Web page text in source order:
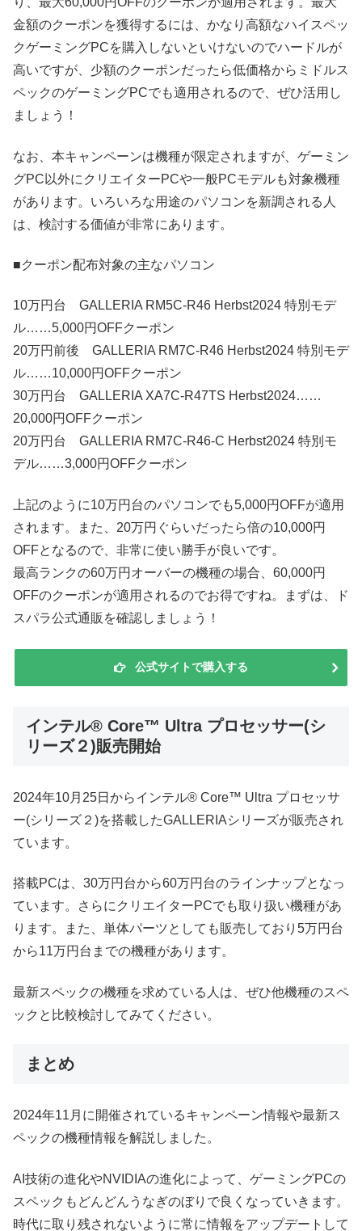
金額のクーポンを獲得するには、かなり高額なハイスペッ
クゲーミングPCを購入しないといけないのでハードルが
高いですが、少額のクーポンだったら低価格からミドルス
ペックのゲーミングPCでも適用されるので、ぜひ活用し
ましょう！
なお、本キャンペーンは機種が限定されますが、ゲーミン
グPC以外にクリエイターPCや一般PCモデルも対象機種
があります。いろいろな用途のパソコンを新調される人
は、検討する価値が非常にあります。
■クーポン配布対象の主なパソコン
10万円台 GALLERIA RM5C-R46 Herbst2024 特別モデ
ル……5,000円OFFクーポン
20万円前後 GALLERIA RM7C-R46 Herbst2024 特別モデ
ル……10,000円OFFクーポン
30万円台 GALLERIA XA7C-R47TS Herbst2024……
20,000円OFFクーポン
20万円台 GALLERIA RM7C-R46-C Herbst2024 特別モ
デル……3,000円OFFクーポン
上記のように10万円台のパソコンでも5,000円OFFが適用
されます。また、20万円ぐらいだったら倍の10,000円
OFFとなるので、非常に使い勝手が良いです。
最高ランクの60万円オーバーの機種の場合、60,000円
OFFのクーポンが適用されるのでお得ですね。まずは、ド
スパラ公式通販を確認しましょう！
公式サイトで購入する
インテル® Core™ Ultra プロセッサー(シ
リーズ２)販売開始
2024年10月25日からインテル® Core™ Ultra プロセッサ
ー(シリーズ２)を搭載したGALLERIAシリーズが販売され
ています。
搭載PCは、30万円台から60万円台のラインナップとなっ
ています。さらにクリエイターPCでも取り扱い機種があ
ります。また、単体パーツとしても販売しており5万円台
から11万円台までの機種があります。
最新スペックの機種を求めている人は、ぜひ他機種のスペ
ックと比較検討してみてください。
まとめ
2024年11月に開催されているキャンペーン情報や最新ス
ペックの機種情報を解説しました。
AI技術の進化やNVIDIAの進化によって、ゲーミングPCの
スペックもどんどんうなぎのぼりで良くなっていきます。
時代に取り残されないように常に情報をアップデートして